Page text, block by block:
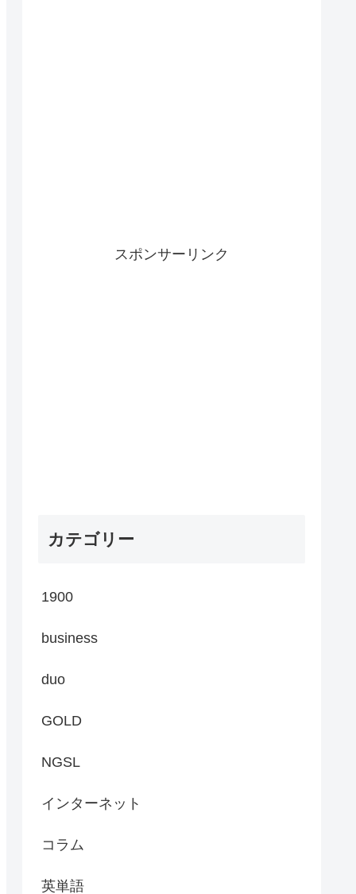
スポンサーリンク
カテゴリー
1900
business
duo
GOLD
NGSL
インターネット
コラム
英単語